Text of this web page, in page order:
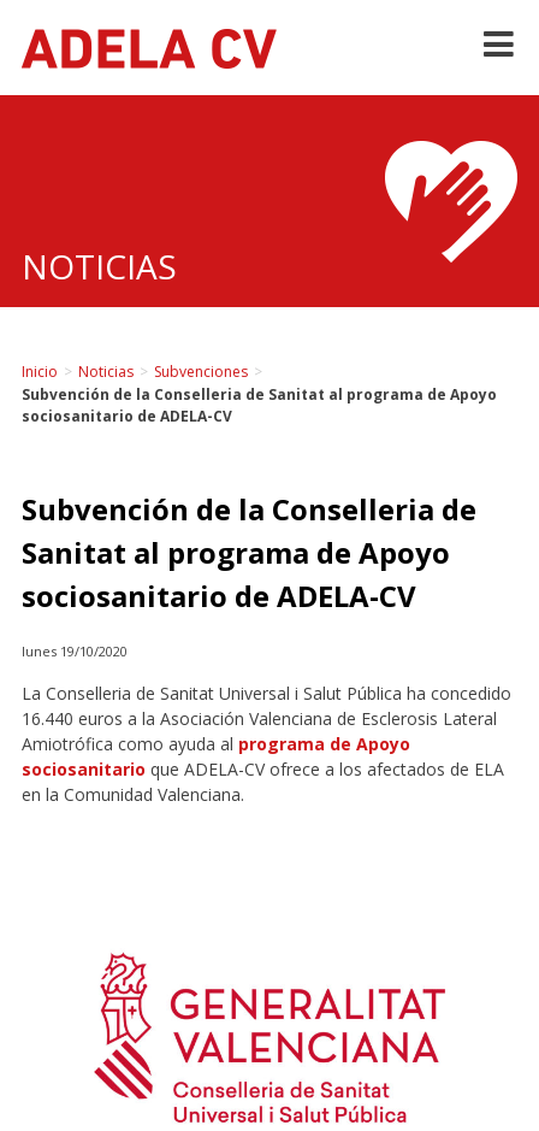
NOTICIAS
Inicio > Noticias > Subvenciones >
Subvención de la Conselleria de Sanitat al programa de Apoyo
sociosanitario de ADELA-CV
Subvención de la Conselleria de
Sanitat al programa de Apoyo
sociosanitario de ADELA-CV
lunes 19/10/2020
La Conselleria de Sanitat Universal i Salut Pública ha concedido
16.440 euros a la Asociación Valenciana de Esclerosis Lateral
Amiotrófica como ayuda al programa de Apoyo
sociosanitario que ADELA-CV ofrece a los afectados de ELA
en la Comunidad Valenciana.